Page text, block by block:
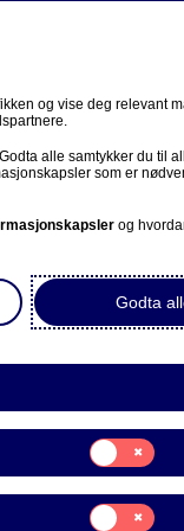
& innsikt
og vise deg relevant
alle samtykker du til
som er
og
Godta
Samtykke
til:
Statistikk
Samtykke